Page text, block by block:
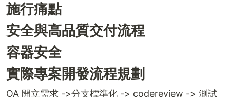
施行痛點
安全與高品質交付流程
容器安全
實際專案開發流程規劃
OA 開立需求 ->分支標準化 -> codereview -> 測試